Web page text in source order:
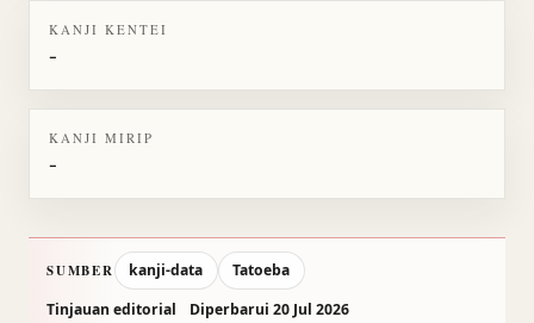
KANJI KENTEI
-
KANJI MIRIP
-
SUMBER kanji-data
Tatoeba
Tinjauan editorial
Diperbarui 20 Jul 2026